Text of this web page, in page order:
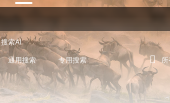
搜索AI
通用搜索 专用搜索